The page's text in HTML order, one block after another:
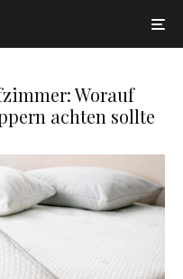
Worauf
achten sollte